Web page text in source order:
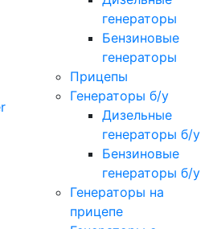
генераторы
Бензиновые
генераторы
Прицепы
Генераторы б/у
Дизельные
генераторы б/у
Бензиновые
генераторы б/у
Генераторы на
прицепе